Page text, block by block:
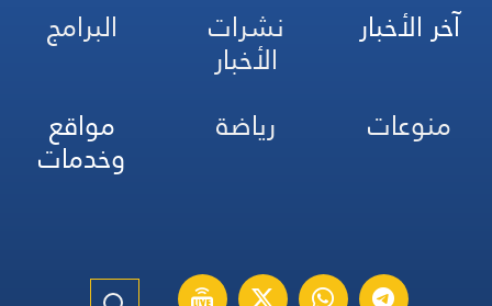
آخر الأخبار نشرات
الأخبار
البرامج
منوعات
رياضة مواقع
وخدمات